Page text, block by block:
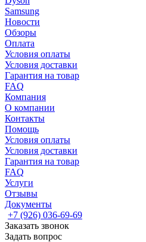
Samsung
Новости
Обзоры
Оплата
Условия оплаты
Условия доставки
Гарантия на товар
FAQ
Компания
О компании
Контакты
Помощь
Условия оплаты
Условия доставки
Гарантия на товар
FAQ
Услуги
Отзывы
Документы
+7 (926) 036-69-69
Заказать звонок
Задать вопрос